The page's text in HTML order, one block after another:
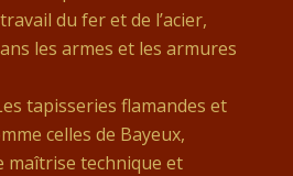
du fer et de l’acier,
les armes et les armures
tapisseries flamandes et
celles de Bayeux,
maîtrise technique et